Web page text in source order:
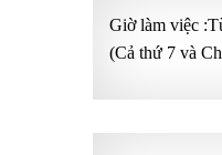
Giờ làm việc
(Cả thứ 7 và